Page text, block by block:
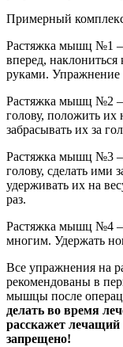
Примерный
Растяжка мышц №1 –
вперед,
руками. Упражнение
Растяжка мышц №2 –
голову, положить их
забрасывать их за
Растяжка мышц №3 –
голову, сделать ими
удерживать их на
раз.
Растяжка мышц №4 –
многим. Удержать
Все упражнения на
рекомендованы в
мышцы после
делать во время
расскажет
запрещено!